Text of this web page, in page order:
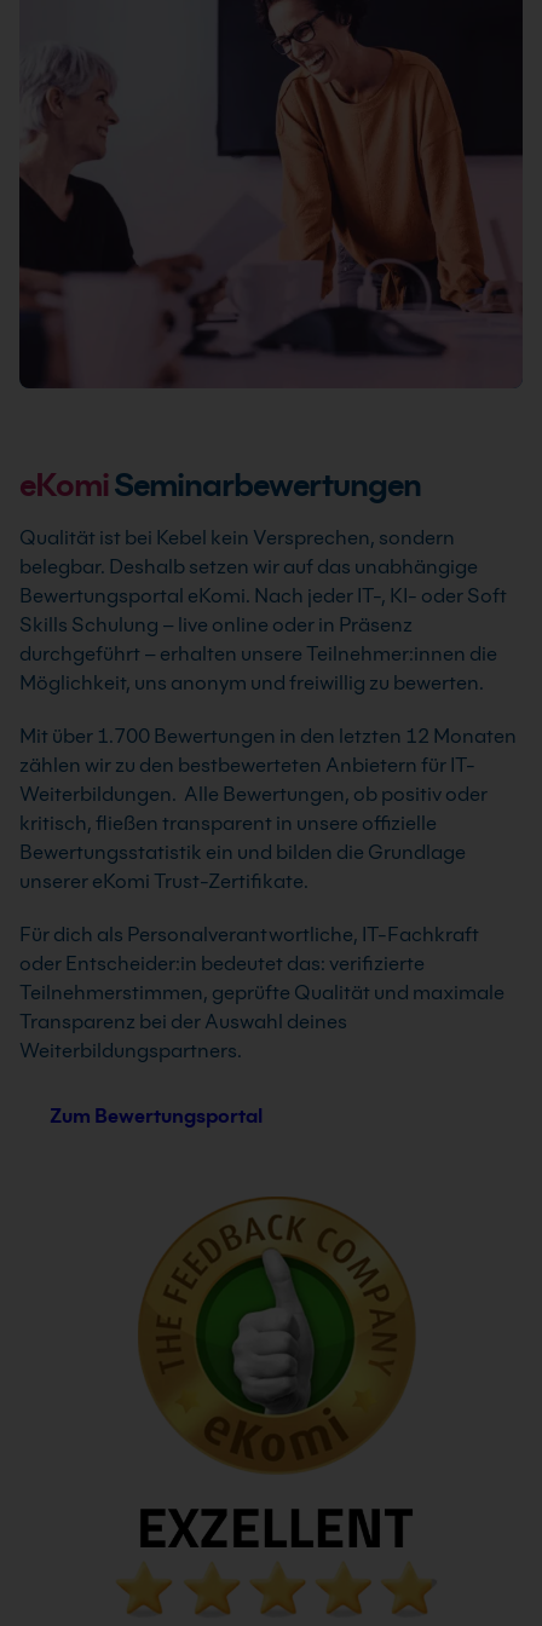
praxisnahen Aufgabenstellungen und Übungen.
Nächster Termin: 31.08.2026
Live Online
eKomiSeminarbewertungen
Qualität ist bei Kebel kein Versprechen, sondern
belegbar. Deshalb setzen wir auf das unabhängige
Bewertungsportal eKomi. Nach jeder IT-, KI- oder Soft
Skills Schulung – live online oder in Präsenz
durchgeführt – erhalten unsere Teilnehmer:innen die
Möglichkeit, uns anonym und freiwillig zu bewerten.
Mit über 1.700 Bewertungen in den letzten 12 Monaten
zählen wir zu den bestbewerteten Anbietern für IT-
Weiterbildungen. Alle Bewertungen, ob positiv oder
kritisch, fließen transparent in unsere offizielle
Bewertungsstatistik ein und bilden die Grundlage
unserer eKomi Trust-Zertifikate.
Für dich als Personalverantwortliche, IT-Fachkraft
oder Entscheider:in bedeutet das: verifizierte
Teilnehmerstimmen, geprüfte Qualität und maximale
Transparenz bei der Auswahl deines
Weiterbildungspartners.
Zum Bewertungsportal